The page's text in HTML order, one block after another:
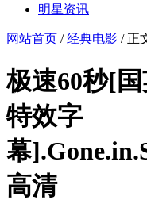
明星资讯
网站首页 /经典电影 / 正
极速60秒[
特效字
幕
高清